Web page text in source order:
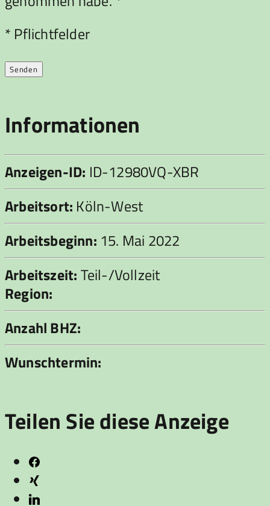
Bitte lasse dieses Feld leer.
* Pflichtfelder
Informationen
Anzeigen-ID: ID-12980VQ-XBR
Arbeitsort: Köln-West
Arbeitsbeginn: 15. Mai 2022
Arbeitszeit:Teil-/Vollzeit
Region:
Anzahl BHZ:
Wunschtermin:
Teilen Sie diese Anzeige